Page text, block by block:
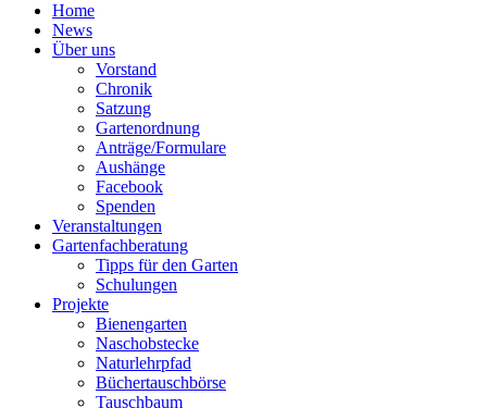
Home
News
Über uns
Vorstand
Chronik
Satzung
Gartenordnung
Anträge/Formulare
Aushänge
Facebook
Spenden
Veranstaltungen
Gartenfachberatung
Tipps für den Garten
Schulungen
Projekte
Bienengarten
Naschobstecke
Naturlehrpfad
Büchertauschbörse
Tauschbaum